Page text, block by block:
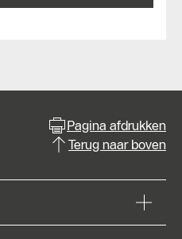
Pagina afdrukken
Terug naar boven